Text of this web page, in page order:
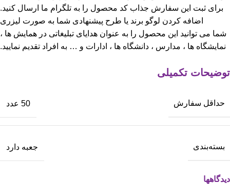
برای ثبت این سفارش جذاب کد محصول را به تلگرام ما ارسال کنید.
اضافه کردن لوگو برند یا طرح پیشنهادی شما به صورت لیزری
شما می توانید این محصول را به عنوان هدایای تبلیغاتی در همایش ها ،
نمایشگاه ها ، مدارس ، دانشگاه ها ، ادارات و … به افراد تقدیم نمایید.
توضیحات تکمیلی
حداقل سفارش 50 عدد
بسته‌بندی جعبه دارد
دیدگاهها